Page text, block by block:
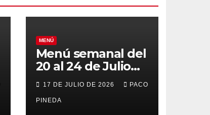
MENÚ
Menú semanal del
20 al 24 de Julio
de 2026
17 DE JULIO DE 2026 PACO
PINEDA